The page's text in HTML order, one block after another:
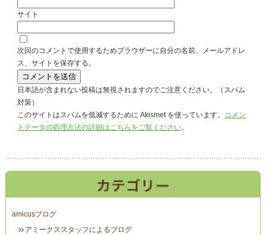
サイト
次回のコメントで使用するためブラウザーに自分の名前、メールアドレ
ス、サイトを保存する。
日本語が含まれない投稿は無視されますのでご注意ください。（スパム
対策）
このサイトはスパムを低減するために Akismet を使っています。 コメン
トデータの処理方法の詳細はこちらをご覧ください。
amicusブログ
アミークススタッフによるブログ